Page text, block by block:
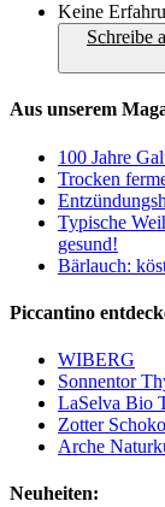
Keine
Schreibe
Aus unserem
100 Jahre
Trocken
Typische
gesund!
Bärlauch:
Piccantino
WIBERG
Sonnentor
LaSelva Bio
Zotter
Arche
Neuheiten: